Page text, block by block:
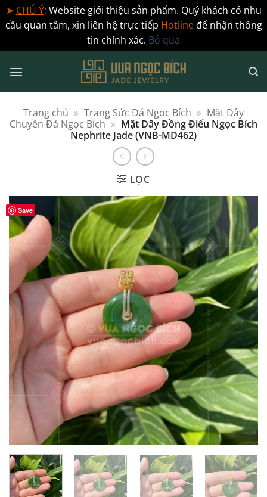
➤ CHÚ Ý: Website giới thiệu sản phẩm. Quý khách có nhu
cầu quan tâm, xin liên hệ trực tiếp Hotlineđể nhận thông
tin chính xác. Bỏ qua
qua
Trang chủ » Trang Sức Đá Ngọc Bích » Mặt Dây
Chuyền Đá Ngọc Bích » Mặt Dây Đồng Điếu Ngọc Bích
Nephrite Jade (VNB-MD462)
LỌC
Save